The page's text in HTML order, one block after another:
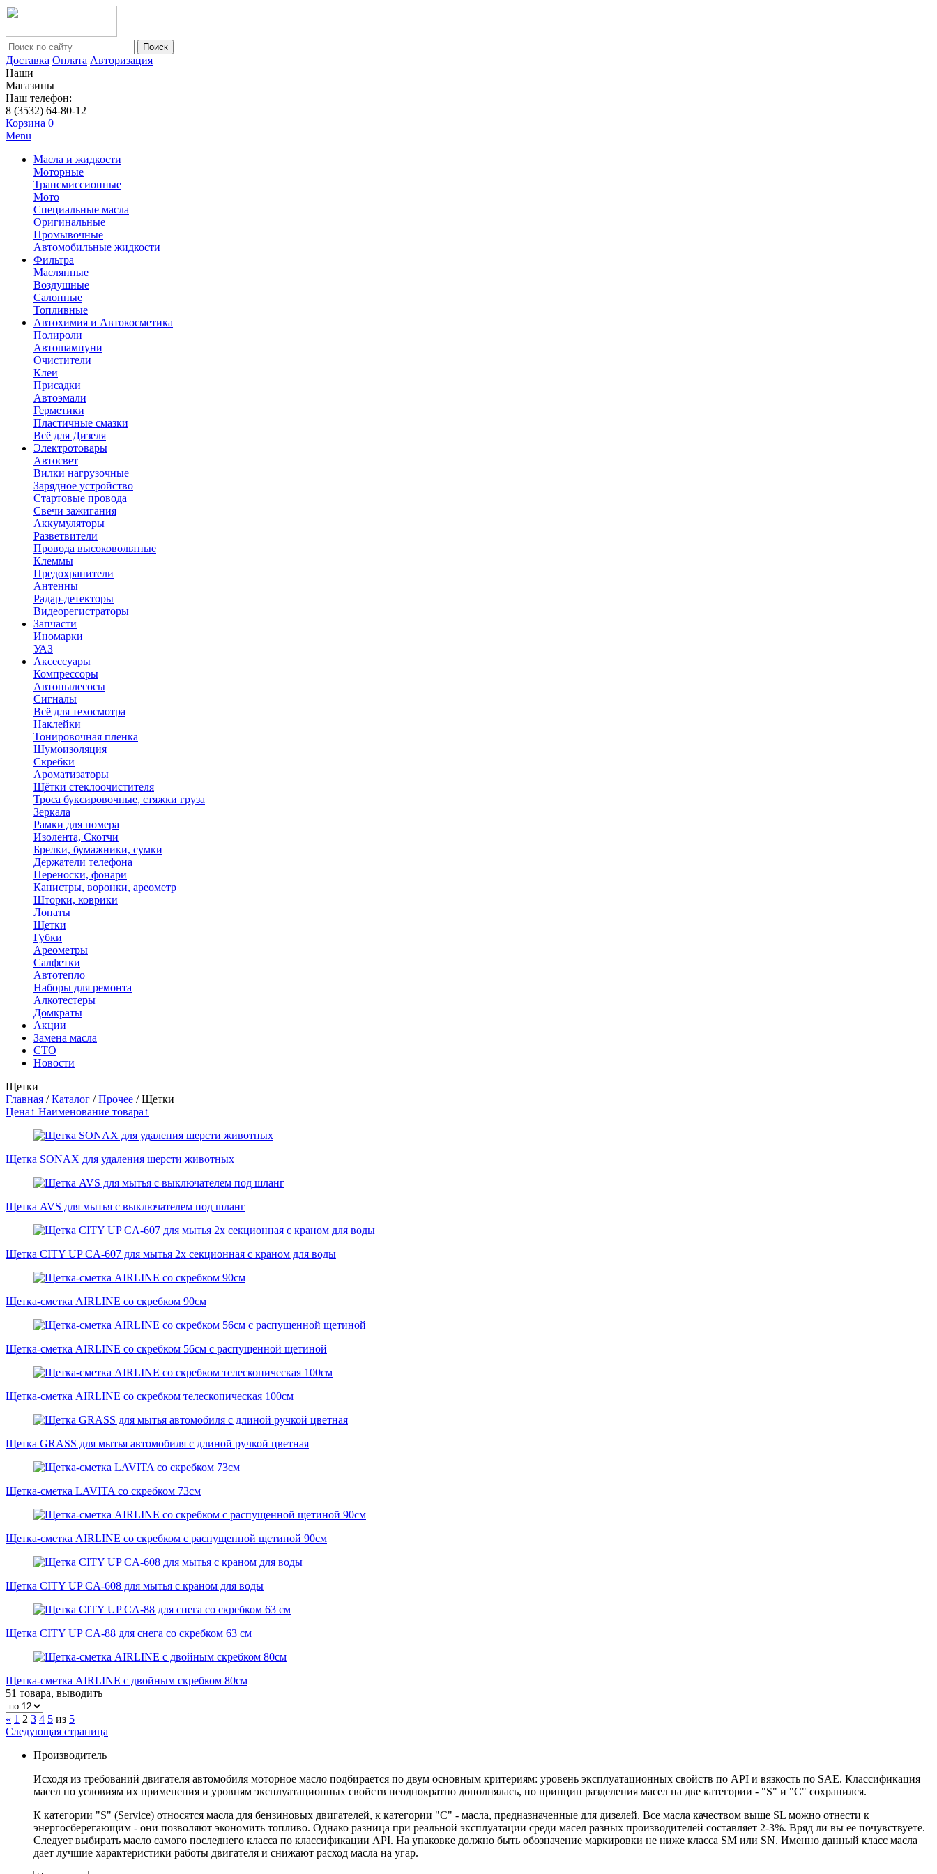
Поиск
Доставка Оплата Авторизация
Наши
Магазины
Наш телефон:
8 (3532) 64-80-12
Корзина 0
Menu
Масла и жидкости
Моторные
Трансмиссионные
Мото
Специальные масла
Оригинальные
Промывочные
Автомобильные жидкости
Фильтра
Маслянные
Воздушные
Салонные
Топливные
Автохимия и Автокосметика
Полироли
Автошампуни
Очистители
Клеи
Присадки
Автоэмали
Герметики
Пластичные смазки
Всё для Дизеля
Электротовары
Автосвет
Вилки нагрузочные
Зарядное устройство
Стартовые провода
Свечи зажигания
Аккумуляторы
Разветвители
Провода высоковольтные
Клеммы
Предохранители
Антенны
Радар-детекторы
Видеорегистраторы
Запчасти
Иномарки
УАЗ
Аксесcуары
Компрессоры
Автопылесосы
Сигналы
Всё для техосмотра
Наклейки
Тонировочная пленка
Шумоизоляция
Скребки
Ароматизаторы
Щётки стеклоочистителя
Троса буксировочные, стяжки груза
Зеркала
Рамки для номера
Изолента, Скотчи
Брелки, бумажники, сумки
Держатели телефона
Переноски, фонари
Канистры, воронки, ареометр
Шторки, коврики
Лопаты
Щетки
Губки
Ареометры
Салфетки
Автотепло
Наборы для ремонта
Алкотестеры
Домкраты
Акции
Замена масла
СТО
Новости
Щетки
Главная /Каталог /Прочее /Щетки
Цена↑ Наименование товара↑
Щетка SONAX для удаления шерсти животных
Щетка AVS для мытья с выключателем под шланг
Щетка CITY UP CA-607 для мытья 2х секционная с краном для воды
Щетка-сметка AIRLINE со скребком 90см
Щетка-сметка AIRLINE со скребком 56см с распущенной щетиной
Щетка-сметка AIRLINE со скребком телескопическая 100см
Щетка GRASS для мытья автомобиля с длиной ручкой цветная
Щетка-сметка LAVITA со скребком 73см
Щетка-сметка AIRLINE со скребком с распущенной щетиной 90см
Щетка CITY UP CA-608 для мытья с краном для воды
Щетка CITY UP CA-88 для снега со скребком 63 см
Щетка-сметка AIRLINE с двойным скребком 80см
51 товара, выводить
« 1 2 3 4 5 из 5
Следующая страница
Производитель
Исходя из требований двигателя автомобиля моторное масло подбирается по двум основным критериям: уровень эксплуатационных свойств по API и вязкость по SAE. Классификация
масел по условиям их применения и уровням эксплуатационных свойств неоднократно дополнялась, но принцип разделения масел на две категории - "S" и "С" сохранился.
К категории "S" (Service) относятся масла для бензиновых двигателей, к категории "С" - масла, предназначенные для дизелей. Все масла качеством выше SL можно отнести к
энергосберегающим - они позволяют экономить топливо. Однако разница при реальной эксплуатации среди масел разных производителей составляет 2-3%. Вряд ли вы ее почувствуете.
Следует выбирать масло самого последнего класса по классификации API. На упаковке должно быть обозначение маркировки не ниже класса SM или SN. Именно данный класс масла
дает лучшие характеристики работы двигателя и снижают расход масла на угар.